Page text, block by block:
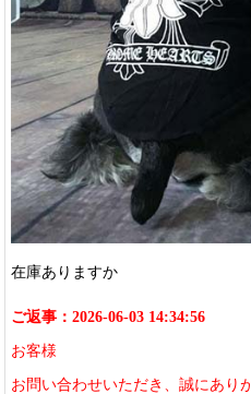
在庫ありますか
ご返事：2026-06-03 14:34:56
お客様
お問い合わせいただき、誠にあり